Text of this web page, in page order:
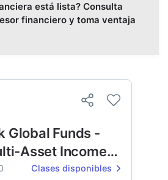
está lista? Consulta
financiero y toma ventaja
Global Funds -
Asset Income
Clases disponibles